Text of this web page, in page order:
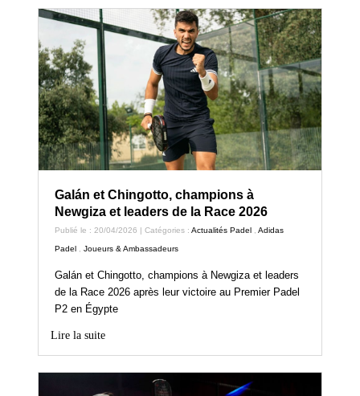
Galán et Chingotto, champions à
Newgiza et leaders de la Race 2026
Publié le : 20/04/2026 | Catégories :Actualités Padel ,Adidas
Padel ,Joueurs & Ambassadeurs
Galán et Chingotto, champions à Newgiza et leaders
de la Race 2026 après leur victoire au Premier Padel
P2 en Égypte
Lire la suite